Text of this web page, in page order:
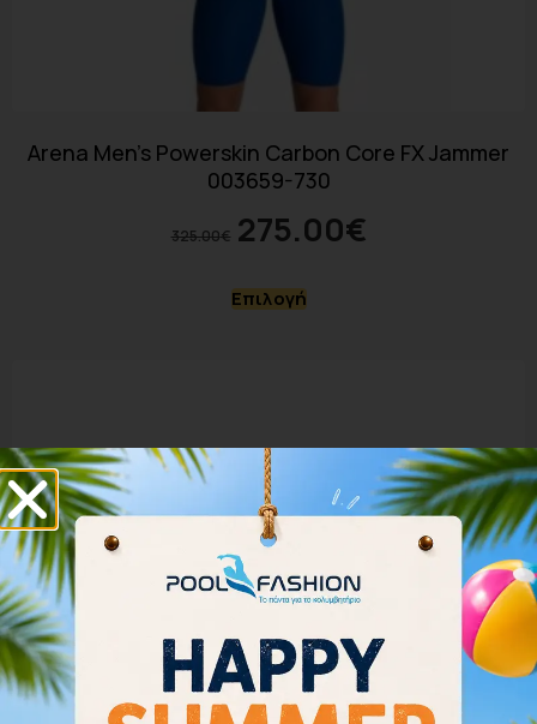
Arena Men’s Powerskin Carbon Core FX Jammer
003659-730
325.00€ 275.00€
Επιλογή